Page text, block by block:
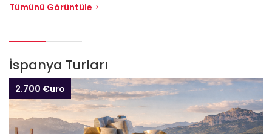
Tümünü Görüntüle
İspanya Turları
2.700 €uro